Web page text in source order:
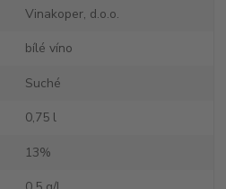
Vinakoper, d.o.o.
bílé víno
Suché
0,75 l
13%